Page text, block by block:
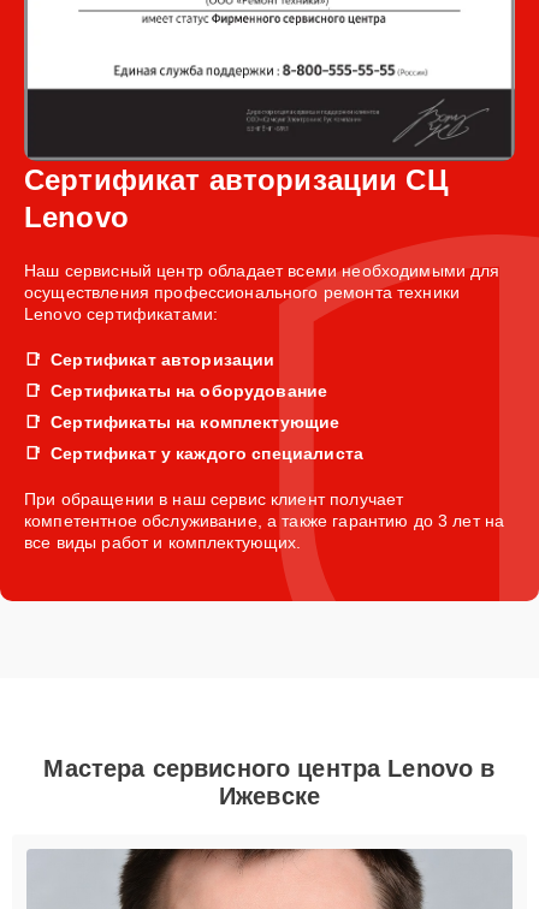
Сертификат авторизации СЦ
Lenovo
Наш сервисный центр обладает всеми необходимыми для
осуществления профессионального ремонта техники
Lenovo сертификатами:
Сертификат авторизации
Сертификаты на оборудование
Сертификаты на комплектующие
Сертификат у каждого специалиста
При обращении в наш сервис клиент получает
компетентное обслуживание, а также гарантию до 3 лет на
все виды работ и комплектующих.
Мастера сервисного центра Lenovo в
Ижевске